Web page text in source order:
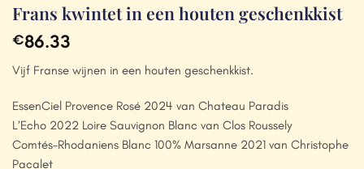
Frans kwintet in een houten geschenkkist
€86.33
Vijf Franse wijnen in een houten geschenkkist.
EssenCiel Provence Rosé 2024 van Chateau Paradis
L’Echo 2022 Loire Sauvignon Blanc van Clos Roussely
Comtés-Rhodaniens Blanc 100% Marsanne 2021 van Christophe
Pacalet